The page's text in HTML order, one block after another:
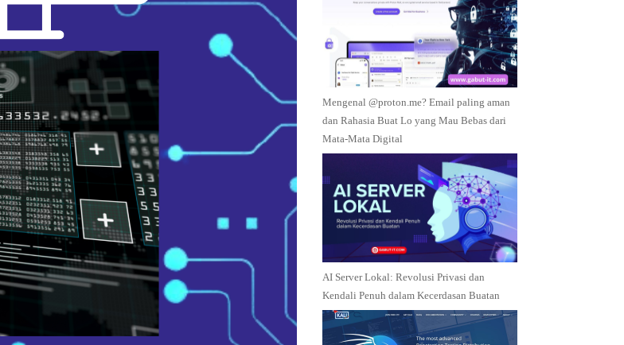
Mengenal @proton.me? Email paling aman
dan Rahasia Buat Lo yang Mau Bebas dari
Mata-Mata Digital
AI Server Lokal: Revolusi Privasi dan
Kendali Penuh dalam Kecerdasan Buatan